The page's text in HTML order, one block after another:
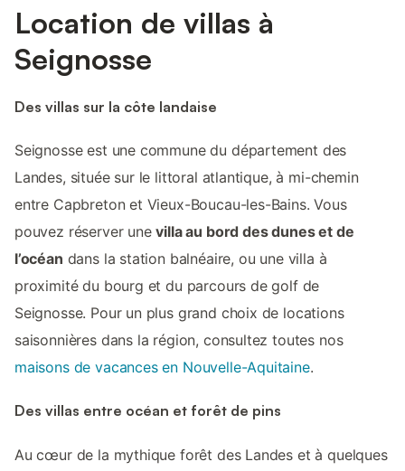
Location de villas à
Seignosse
Des villas sur la côte landaise
Seignosse est une commune du département des
Landes, située sur le littoral atlantique, à mi-chemin
entre Capbreton et Vieux-Boucau-les-Bains. Vous
pouvez réserver unevilla au bord des dunes et de
l’océan dans la station balnéaire, ou une villa à
proximité du bourg et du parcours de golf de
Seignosse. Pour un plus grand choix de locations
saisonnières dans la région, consultez toutes nos
maisons de vacances en Nouvelle-Aquitaine.
Des villas entre océan et forêt de pins
Au cœur de la mythique forêt des Landes et à quelques